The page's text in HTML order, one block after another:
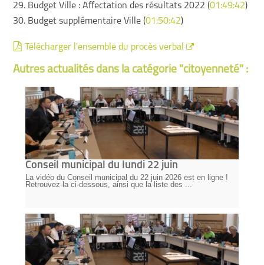
29. Budget Ville : Affectation des résultats 2022 (01:49:42)
30. Budget supplémentaire Ville (01:50:42)
Télécharger l'ensemble du procès verbal
Autres actualités dans la catégorie "citoyenneté" :
Conseil municipal du lundi 22 juin
La vidéo du Conseil municipal du 22 juin 2026 est en ligne !
Retrouvez-la ci-dessous, ainsi que la liste des ...